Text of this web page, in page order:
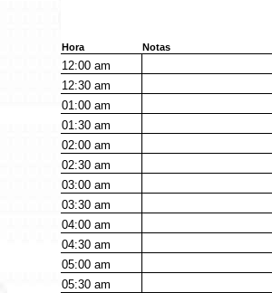
Hora Notas
12:00am
12:30am
01:00am
01:30am
02:00am
02:30am
03:00am
03:30am
04:00am
04:30am
05:00am
05:30am